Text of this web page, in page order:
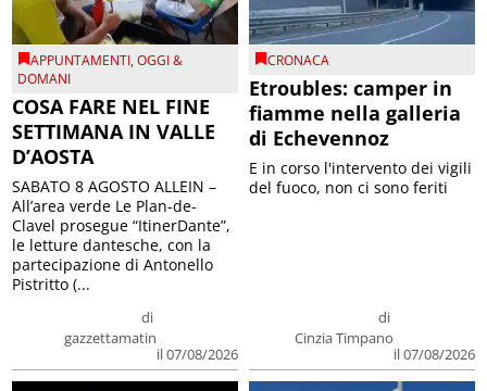
APPUNTAMENTI,OGGI &
DOMANI
COSA FARE NEL FINE
SETTIMANA IN VALLE
D’AOSTA
di
gazzettamatin
il 07/08/2026
SABATO 8 AGOSTO ALLEIN –
All’area verde Le Plan-de-
Clavel prosegue “ItinerDante”,
le letture dantesche, con la
partecipazione di Antonello
Pistritto (...
CRONACA
Etroubles: camper in
fiamme nella galleria
di Echevennoz
di
Cinzia Timpano
il 07/08/2026
E in corso l'intervento dei vigili
del fuoco, non ci sono feriti